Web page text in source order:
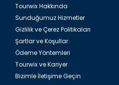
Tourwix Hakkında
Sunduğumuz Hizmetler
Gizlilik ve Çerez Politikaları
Şartlar ve Koşullar
Ödeme Yöntemleri
Tourwix ve Kariyer
Bizimle İletişime Geçin